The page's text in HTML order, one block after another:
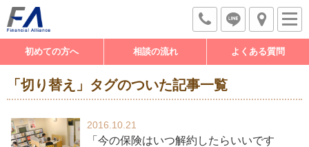
初めての方へ 相談の流れ よくある質問
「切り替え」タグのついた記事一覧
2016.10.21
「今の保険はいつ解約したらいいです